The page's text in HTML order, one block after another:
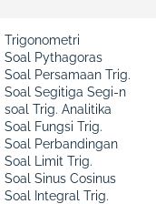
Trigonometri
Soal Pythagoras
Soal Persamaan Trig.
Soal Segitiga Segi-n
soal Trig. Analitika
Soal Fungsi Trig.
Soal Perbandingan
Soal Limit Trig.
Soal Sinus Cosinus
Soal Integral Trig.